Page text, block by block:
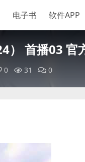
电子书 软件APP
首播03 官
0 31 0